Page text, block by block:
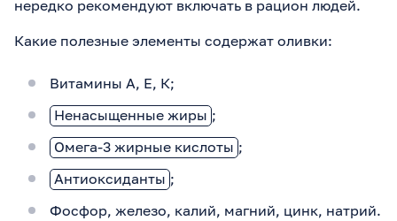
нередко рекомендуют включать в рацион людей.
Какие полезные элементы содержат оливки:
Витамины А, Е, К;
Ненасыщенные жиры ;
Омега-3 жирные кислоты ;
Антиоксиданты ;
Фосфор, железо, калий, магний, цинк, натрий.